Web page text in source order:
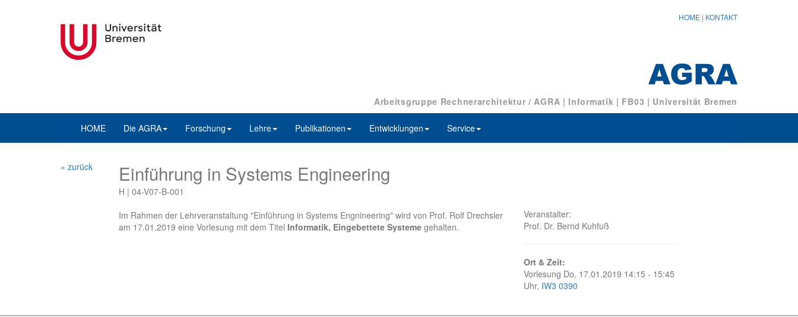
HOME | KONTAKT
Arbeitsgruppe Rechnerarchitektur / AGRA | Informatik | FB03 | Universität Bremen
HOME Die AGRA Forschung Lehre Publikationen Entwicklungen Service
« zurück Einführung in Systems Engineering
H | 04-V07-B-001
Im Rahmen der Lehrveranstaltung "Einführung in Systems Engnineering" wird von Prof. Rolf Drechsler
am 17.01.2019 eine Vorlesung mit dem Titel Informatik, Eingebettete Systemegehalten.
Veranstalter:
Prof. Dr. Bernd Kuhfuß
Ort & Zeit:
Vorlesung Do, 17.01.2019 14:15 - 15:45
Uhr, IW3 0390